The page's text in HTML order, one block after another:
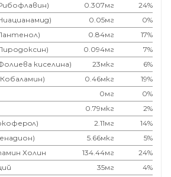
0.307мг
24%
0.05мг
0%
0.84мг
17%
0.094мг
7%
киселина)
23мкг
6%
0.46мкг
19%
0мг
0%
0.79мкг
2%
2.11мг
14%
5.66мкг
5%
Холин
134.44мг
24%
35мг
4%